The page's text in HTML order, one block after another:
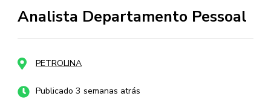
Analista Departamento Pessoal
PETROLINA
Publicado 3 semanas atrás